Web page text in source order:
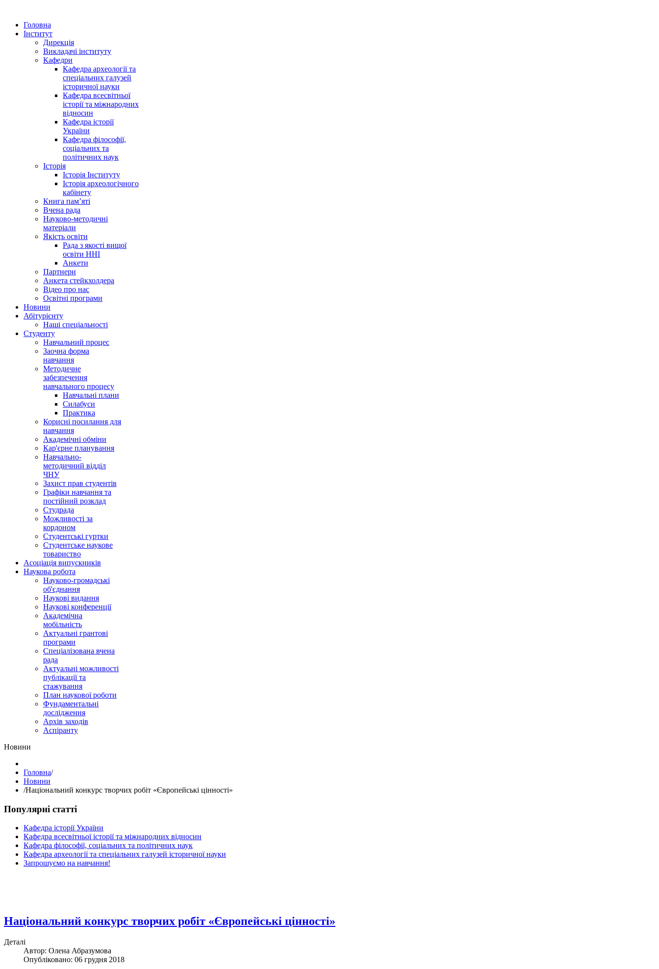
Головна
Інститут
Дирекція
Викладачі інституту
Кафедри
Кафедра археології та
спеціальних галузей
історичної науки
Кафедра всесвітньої
історії та міжнародних
відносин
Кафедра історії
України
Кафедра філософії,
соціальних та
політичних наук
Історія
Історія Інституту
Історія археологічного
кабінету
Книга памʼяті
Вчена рада
Науково-методичні
матеріали
Якість освіти
Рада з якості вищої
освіти ННІ
Анкети
Партнери
Анкета стейкхолдера
Відео про нас
Освітні програми
Hовини
Абітурієнту
Наші спеціальності
Студенту
Навчальний процес
Заочна форма
навчання
Методичне
забезпечення
навчального процесу
Навчальні плани
Силабуси
Практика
Корисні посилання для
навчання
Академічні обміни
Кар'єрне планування
Навчально-
методичний відділ
ЧНУ
Захист прав студентів
Графіки навчання та
постійний розклад
Студрада
Можливості за
кордоном
Студентські гуртки
Студентське наукове
товариство
Асоціація випускників
Наукова робота
Науково-громадські
об'єднання
Наукові видання
Наукові конференції
Академічна
мобільність
Актуальні грантові
програми
Спеціалізована вчена
рада
Актуальні можливості
публікації та
стажування
План наукової роботи
Фундаментальні
дослідження
Архів заходів
Аспіранту
Hовини
Головна/
Hовини
/Національний конкурс творчих робіт «Європейські цінності»
Популярні статті
Кафедра історії України
Кафедра всесвітньої історії та міжнародних відносин
Кафедра філософії, соціальних та політичних наук
Кафедра археології та спеціальних галузей історичної науки
Запрошуємо на навчання!
Національний конкурс творчих робіт «Європейські цінності»
Деталі
Автор: Олена Абразумова
Опубліковано: 06 грудня 2018